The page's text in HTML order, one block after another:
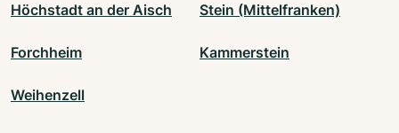
Höchstadt an der Aisch Stein (Mittelfranken)
Forchheim Kammerstein
Weihenzell